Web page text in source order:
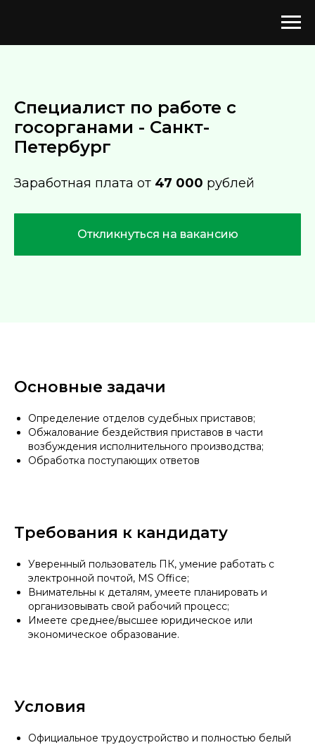
Специалист по работе с
госорганами - Санкт-
Петербург
Заработная плата от 47 000 рублей
Откликнуться на вакансию
Основные задачи
Определение отделов судебных приставов;
Обжалование бездействия приставов в части
возбуждения исполнительного производства;
Обработка поступающих ответов
Требования к кандидату
Уверенный пользователь ПК, умение работать с
электронной почтой, MS Office;
Внимательны к деталям, умеете планировать и
организовывать свой рабочий процесс;
Имеете среднее/высшее юридическое или
экономическое образование.
Условия
Официальное трудоустройство и полностью белый